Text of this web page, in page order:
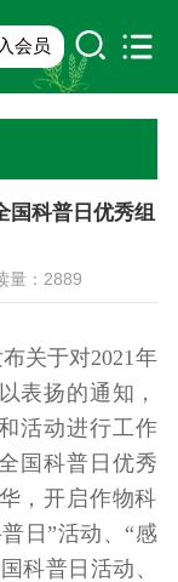
会员
国科普日优秀组
： 2889
关于对2021年
表扬的通知，
活动进行工作
国科普日优秀
，开启作物科
日”活动、“感
科普日活动、